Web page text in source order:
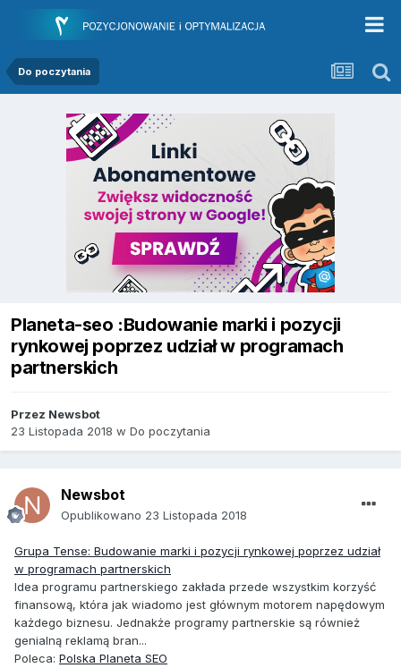
Do poczytania
Planeta-seo :Budowanie marki i pozycji
rynkowej poprzez udział w programach
partnerskich
Przez Newsbot
23 Listopada 2018 w Do poczytania
Newsbot
Opublikowano 23 Listopada 2018
Grupa Tense: Budowanie marki i pozycji rynkowej poprzez udział
w programach partnerskich
Idea programu partnerskiego zakłada przede wszystkim korzyść
finansową, która jak wiadomo jest głównym motorem napędowym
każdego biznesu. Jednakże programy partnerskie są również
genialną reklamą bran...
Poleca: Polska Planeta SEO